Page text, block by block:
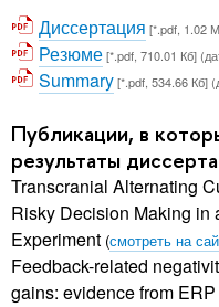
Диссертация [*.pdf, 1.02
Резюме[*.pdf, 710.01 Кб]
Summary[*.pdf, 534.66 Кб]
Публикации, в
результаты
Transcranial Alternating
Risky Decision Making in
Experiment (смотреть на
Feedback-related
gains: evidence from